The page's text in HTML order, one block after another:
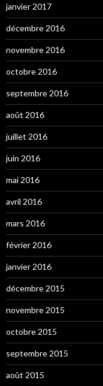
janvier 2017
décembre 2016
novembre 2016
octobre 2016
septembre 2016
août 2016
juillet 2016
juin 2016
mai 2016
avril 2016
mars 2016
février 2016
janvier 2016
décembre 2015
novembre 2015
octobre 2015
septembre 2015
août 2015